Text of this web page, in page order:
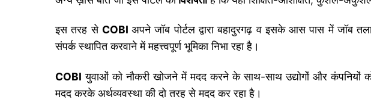
इस तरह से COBIअपने जॉब पोर्टल द्वारा बहादुरगढ़ व इसके आस पास में जॉब
संपर्क स्थापित करवाने में महत्त्वपूर्ण भूमिका निभा रहा है।
COBI युवाओं को नौकरी खोजने में मदद करने के साथ-साथ उद्योगों और कंपनियों
मदद करके अर्थव्यवस्था की दो तरह से मदद कर रहा है।